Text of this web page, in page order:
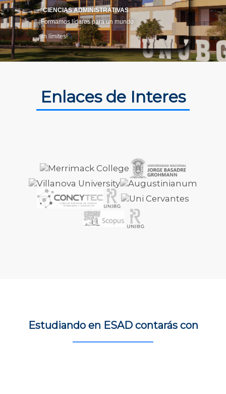
CIENCIAS ADMINISTRATIVAS
¡Formamos líderes para un mundo
sin límites!
Enlaces de Interes
Estudiando en ESAD contarás con